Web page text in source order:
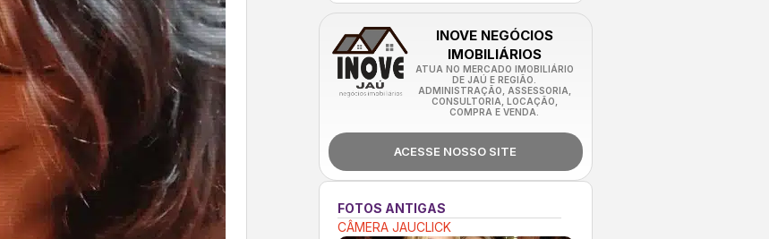
INOVE NEGÓCIOS
IMOBILIÁRIOS
ATUA NO MERCADO IMOBILIÁRIO
DE JAÚ E REGIÃO.
ADMINISTRAÇÃO, ASSESSORIA,
CONSULTORIA, LOCAÇÃO,
COMPRA E VENDA.
ACESSE NOSSO SITE
FOTOS ANTIGAS
CÂMERA JAUCLICK